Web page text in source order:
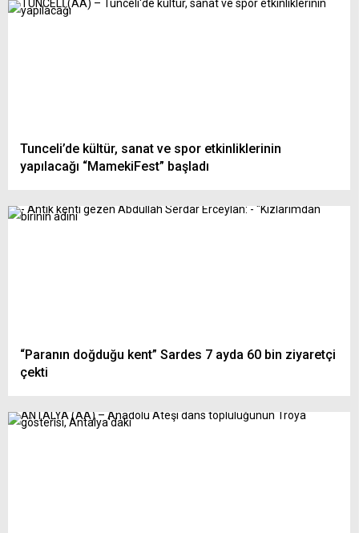
Tunceli’de kültür, sanat ve spor etkinliklerinin
yapılacağı “MamekiFest” başladı
“Paranın doğduğu kent” Sardes 7 ayda 60 bin ziyaretçi
çekti